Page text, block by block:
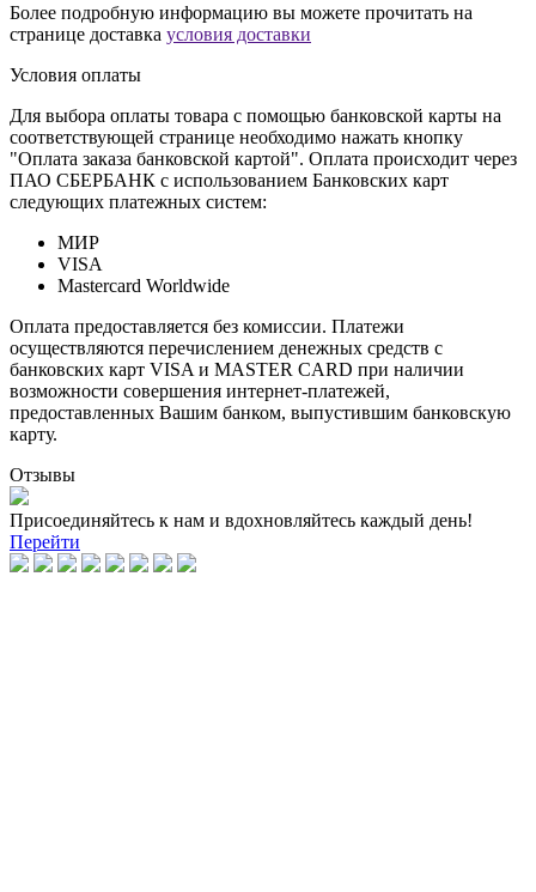
Более подробную информацию вы можете прочитать на
странице доставка условия доставки
Условия оплаты
Для выбора оплаты товара с помощью банковской карты на
соответствующей странице необходимо нажать кнопку
"Оплата заказа банковской картой". Оплата происходит через
ПАО СБЕРБАНК с использованием Банковских карт
следующих платежных систем:
МИР
VISA
Mastercard Worldwide
Оплата предоставляется без комиссии. Платежи
осуществляются перечислением денежных средств с
банковских карт VISA и MASTER CARD при наличии
возможности совершения интернет-платежей,
предоставленных Вашим банком, выпустившим банковскую
карту.
Отзывы
Присоединяйтесь к нам и вдохновляйтесь каждый день!
Перейти